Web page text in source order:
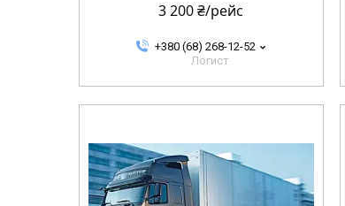
3 200 ₴/рейс
+380 (68) 268-12-52
Логист